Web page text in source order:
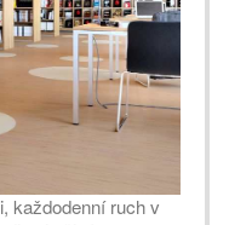
každodenní ruch v